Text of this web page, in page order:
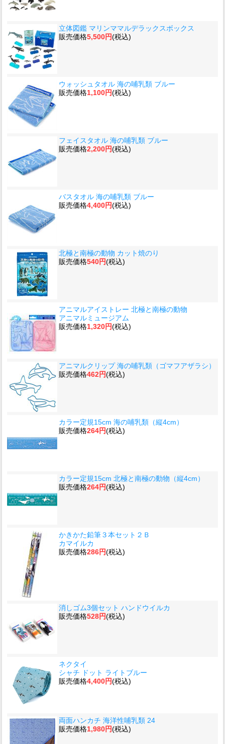
立体図鑑 マリンママルデラックスボックス
販売価格5,500円(税込)
ウォッシュタオル 海の哺乳類 ブルー
販売価格1,100円(税込)
フェイスタオル 海の哺乳類 ブルー
販売価格2,200円(税込)
バスタオル 海の哺乳類 ブルー
販売価格4,400円(税込)
北極と南極の動物 カット焼のり
販売価格540円(税込)
アニマルアイストレー 北極と南極の動物
アニマルミュージアム
販売価格1,320円(税込)
アニマルクリップ 海の哺乳類（ゴマフアザラシ）
販売価格462円(税込)
カラー定規15cm 海の哺乳類（縦4cm）
販売価格264円(税込)
カラー定規15cm 北極と南極の動物（縦4cm）
販売価格264円(税込)
かきかた鉛筆３本セット２Ｂ
カマイルカ
販売価格286円(税込)
消しゴム3個セット ハンドウイルカ
販売価格528円(税込)
ネクタイ
シャチ ドット ライトブルー
販売価格4,400円(税込)
両面ハンカチ 海洋性哺乳類 24
販売価格1,980円(税込)